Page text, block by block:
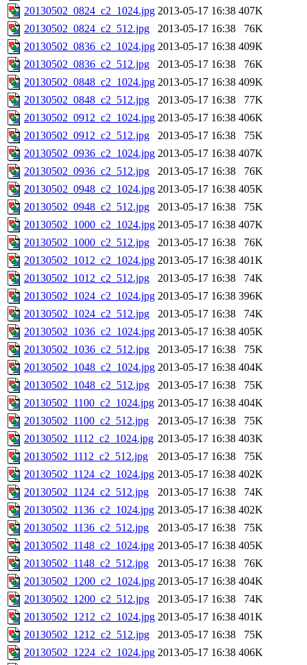
20130502_0824_c2_1024.jpg 2013-05-17 16:38 407K
20130502_0824_c2_512.jpg
2013-05-17 16:38
76K
20130502_0836_c2_1024.jpg 2013-05-17 16:38 409K
20130502_0836_c2_512.jpg
2013-05-17 16:38
76K
20130502_0848_c2_1024.jpg 2013-05-17 16:38 409K
20130502_0848_c2_512.jpg
2013-05-17 16:38
77K
20130502_0912_c2_1024.jpg 2013-05-17 16:38 406K
20130502_0912_c2_512.jpg
2013-05-17 16:38
75K
20130502_0936_c2_1024.jpg 2013-05-17 16:38 407K
20130502_0936_c2_512.jpg
2013-05-17 16:38
76K
20130502_0948_c2_1024.jpg 2013-05-17 16:38 405K
20130502_0948_c2_512.jpg
2013-05-17 16:38
75K
20130502_1000_c2_1024.jpg 2013-05-17 16:38 407K
20130502_1000_c2_512.jpg
2013-05-17 16:38
76K
20130502_1012_c2_1024.jpg 2013-05-17 16:38 401K
20130502_1012_c2_512.jpg
2013-05-17 16:38
74K
20130502_1024_c2_1024.jpg 2013-05-17 16:38 396K
20130502_1024_c2_512.jpg
2013-05-17 16:38
74K
20130502_1036_c2_1024.jpg 2013-05-17 16:38 405K
20130502_1036_c2_512.jpg
2013-05-17 16:38
75K
20130502_1048_c2_1024.jpg 2013-05-17 16:38 404K
20130502_1048_c2_512.jpg
2013-05-17 16:38
75K
20130502_1100_c2_1024.jpg 2013-05-17 16:38 404K
20130502_1100_c2_512.jpg
2013-05-17 16:38
75K
20130502_1112_c2_1024.jpg 2013-05-17 16:38 403K
20130502_1112_c2_512.jpg
2013-05-17 16:38
75K
20130502_1124_c2_1024.jpg 2013-05-17 16:38 402K
20130502_1124_c2_512.jpg
2013-05-17 16:38
74K
20130502_1136_c2_1024.jpg 2013-05-17 16:38 402K
20130502_1136_c2_512.jpg
2013-05-17 16:38
75K
20130502_1148_c2_1024.jpg 2013-05-17 16:38 405K
20130502_1148_c2_512.jpg
2013-05-17 16:38
76K
20130502_1200_c2_1024.jpg 2013-05-17 16:38 404K
20130502_1200_c2_512.jpg
2013-05-17 16:38
74K
20130502_1212_c2_1024.jpg 2013-05-17 16:38 401K
20130502_1212_c2_512.jpg
2013-05-17 16:38
75K
20130502_1224_c2_1024.jpg 2013-05-17 16:38 406K